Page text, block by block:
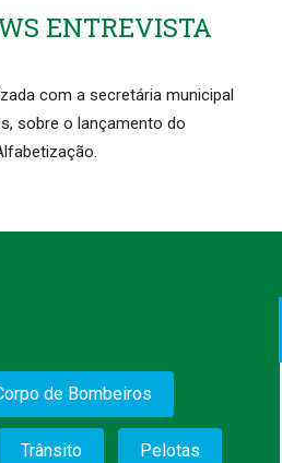
ENTREVISTA
com a secretária municipal
sobre o lançamento do
de Bombeiros
Trânsito Pelotas